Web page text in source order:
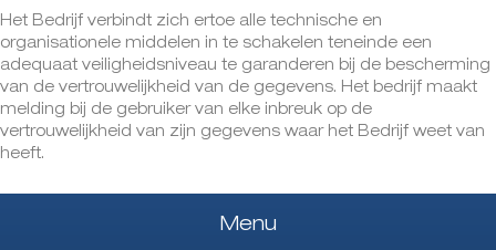
Het Bedrijf verbindt zich ertoe alle technische en
organisationele middelen in te schakelen teneinde een
adequaat veiligheidsniveau te garanderen bij de bescherming
van de vertrouwelijkheid van de gegevens. Het bedrijf maakt
melding bij de gebruiker van elke inbreuk op de
vertrouwelijkheid van zijn gegevens waar het Bedrijf weet van
heeft.
Menu